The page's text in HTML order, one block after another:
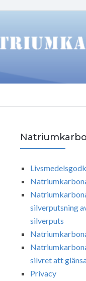
silverputsning
silverputs
silvret att
Privacy